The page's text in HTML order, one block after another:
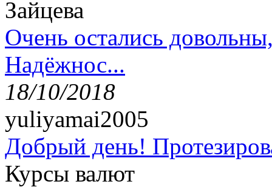
Зайцева
Очень остались
Надёжнос...
18/10/2018
yuliyamai2005
Добрый день!
Курсы валют